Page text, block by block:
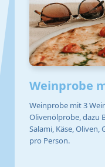
Weinprobe
Weinprobe mit 3
Olivenölprobe, dazu
Salami, Käse, Oliven,
pro Person.